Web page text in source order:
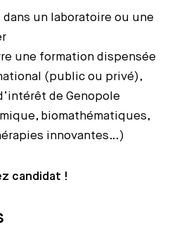
un laboratoire ou une
une formation dispensée
(public ou privé),
de Genopole
biomathématiques,
innovantes…)
candidat !